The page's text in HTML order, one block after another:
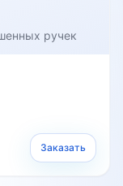
ручек
Заказать